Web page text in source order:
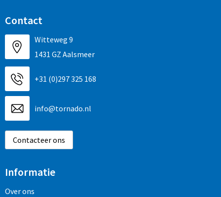
Contact
Witteweg 9
1431 GZ Aalsmeer
+31 (0)297 325 168
info@tornado.nl
Contacteer ons
Informatie
Over ons